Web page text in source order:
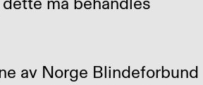
må behandles
av Norge Blindeforbund